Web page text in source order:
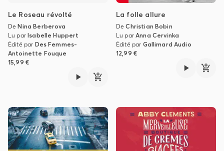
Le Roseau révolté
DeNina Berberova
Lu parIsabelle Huppert
Édité par Des Femmes-
Antoinette Fouque
15,99 €
La folle allure
DeChristian Bobin
Lu parAnna Cervinka
Édité par Gallimard Audio
12,99 €